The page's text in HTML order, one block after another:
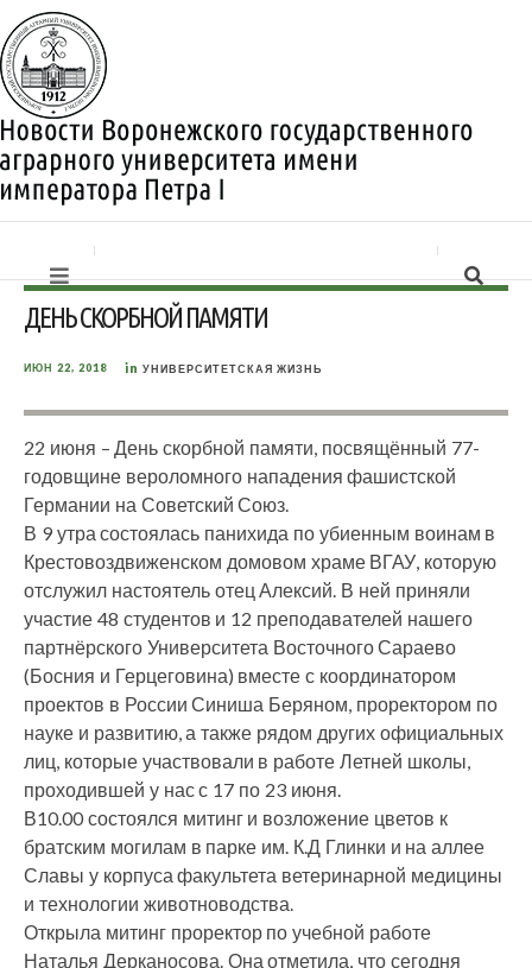
ДЕНЬ СКОРБНОЙ ПАМЯТИ
ИЮН 22, 2018 in УНИВЕРСИТЕТСКАЯ ЖИЗНЬ
22 июня – День скорбной памяти, посвящённый 77-
годовщине вероломного нападения фашистской
Германии на Советский Союз.
В 9 утра состоялась панихида по убиенным воинам в
Крестовоздвиженском домовом храме ВГАУ, которую
отслужил настоятель отец Алексий. В ней приняли
участие 48 студентов и 12 преподавателей нашего
партнёрского Университета Восточного Сараево
(Босния и Герцеговина) вместе с координатором
проектов в России Синиша Беряном, проректором по
науке и развитию, а также рядом других официальных
лиц, которые участвовали в работе Летней школы,
проходившей у нас с 17 по 23 июня.
В10.00 состоялся митинг и возложение цветов к
братским могилам в парке им. К.Д Глинки и на аллее
Славы у корпуса факультета ветеринарной медицины
и технологии животноводства.
Открыла митинг проректор по учебной работе
Наталья Дерканосова. Она отметила, что сегодня